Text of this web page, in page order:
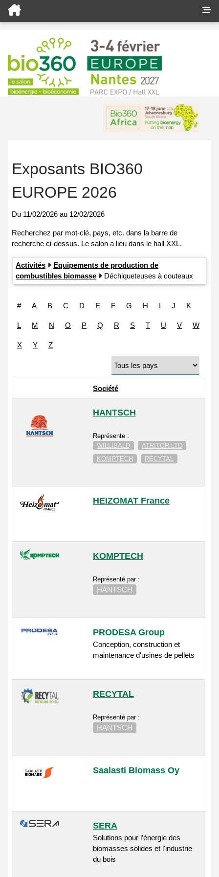
Exposants BIO360
EUROPE 2026
Du 11/02/2026 au 12/02/2026
Activités
Equipements de production de
combustibles biomasse
Déchiqueteuses à couteaux
# A B C D E F G H I J K
L M N O P Q R S T U V W
X Y Z
Société
HANTSCH
Représente :
WILLIBALD
ATRITOR LTD
KOMPTECH
RECYTAL
HEIZOMAT France
KOMPTECH
Représenté par :
HANTSCH
PRODESA Group
Conception, construction et
maintenance d'usines de pellets
RECYTAL
Représenté par :
HANTSCH
Saalasti Biomass Oy
SERA
Solutions pour l’énergie des
biomasses solides et l'industrie
du bois